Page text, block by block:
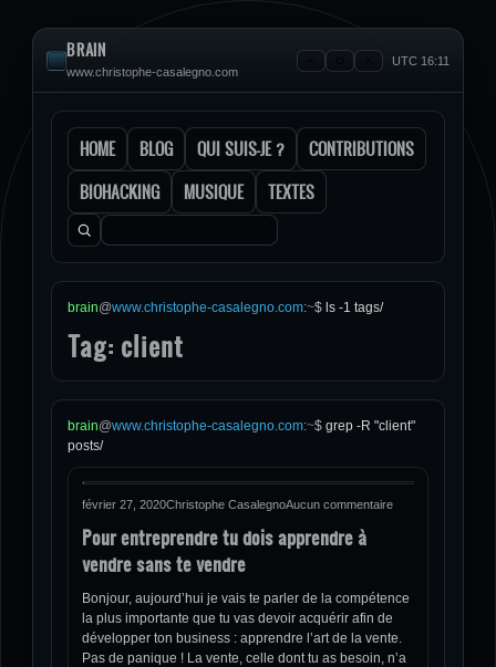
BRAIN
www.christophe-casalegno.com
UTC 16:11
HOME BLOG QUI SUIS-JE ?
CONTRIBUTIONS
BIOHACKING
MUSIQUE TEXTES
Rechercher :
brain@www.christophe-casalegno.com:~$ ls -1 tags/
Tag: client
brain@www.christophe-casalegno.com:~$ grep -R "client"
posts/
février 27, 2020Christophe CasalegnoAucun commentaire
Pour entreprendre tu dois apprendre à
vendre sans te vendre
Bonjour, aujourd’hui je vais te parler de la compétence
la plus importante que tu vas devoir acquérir afin de
développer ton business : apprendre l’art de la vente.
Pas de panique ! La vente, celle dont tu as besoin, n’a